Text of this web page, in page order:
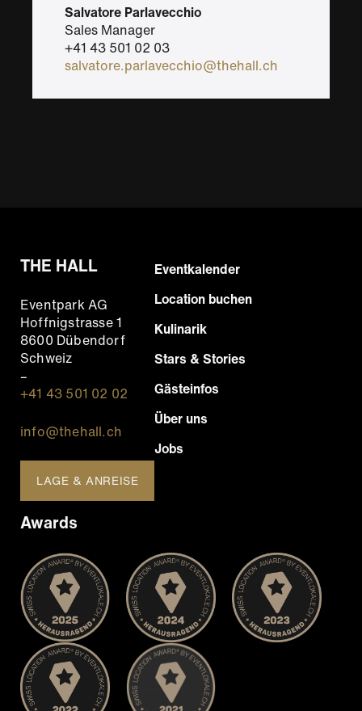
Salvatore Parlavecchio
Sales Manager
+41 43 501 02 03
salvatore.parlavecchio@thehall.ch
THE HALL
Eventpark AG
Hoffnigstrasse 1
8600 Dübendorf
Schweiz
–
+41 43 501 02 02
info@thehall.ch
LAGE & ANREISE
Footer
Hauptnavigation
Eventkalender
Location buchen
Kulinarik
Stars & Stories
Gästeinfos
Über uns
Jobs
Awards